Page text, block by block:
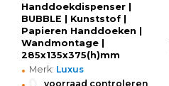
Handdoekdispenser |
BUBBLE | Kunststof |
Papieren Handdoeken |
Wandmontage |
285x135x375(h)mm
• Merk: Luxus
voorraad controleren